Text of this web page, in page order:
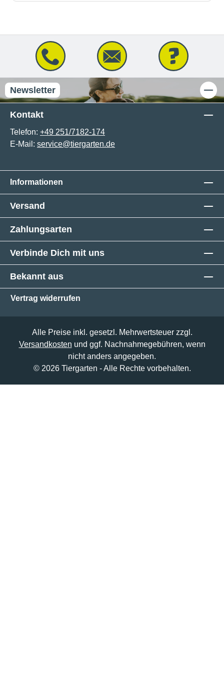
Newsletter
Kontakt
Telefon: +49 251/7182-174
E-Mail: service@tiergarten.de
Informationen
Versand
Zahlungsarten
Verbinde Dich mit uns
Bekannt aus
Vertrag widerrufen
Alle Preise inkl. gesetzl. Mehrwertsteuer zzgl.
Versandkosten und ggf. Nachnahmegebühren, wenn
nicht anders angegeben.
© 2026 Tiergarten - Alle Rechte vorbehalten.